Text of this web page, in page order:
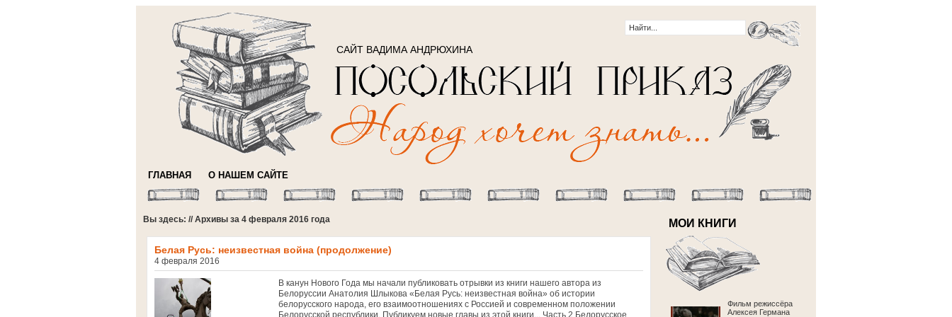
САЙТ ВАДИМА АНДРЮХИНА
ГЛАВНАЯ О НАШЕМ САЙТЕ
Вы здесь: // Архивы за 4 февраля 2016 года
Белая Русь: неизвестная война (продолжение)
4 февраля 2016
В канун Нового Года мы начали публиковать отрывки из книги нашего автора из
Белоруссии Анатолия Шлыкова «Белая Русь: неизвестная война» об истории
белорусского народа, его взаимоотношениях с Россией и современном положении
Белорусской республики. Публикуем новые главы из этой книги... Часть 2 Белорусское
МОИ КНИГИ
Фильм режиссёра
Алексея Германа